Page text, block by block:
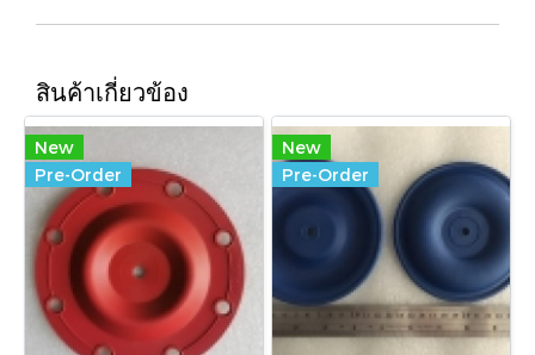
สินค้าเกี่ยวข้อง
New
Pre-Order
New
Pre-Order